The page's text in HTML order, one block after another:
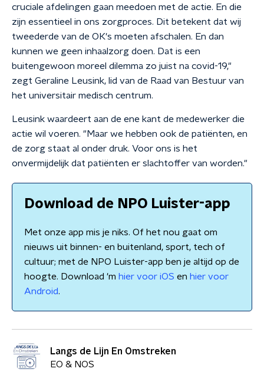
cruciale afdelingen gaan meedoen met de actie. En die
zijn essentieel in ons zorgproces. Dit betekent dat wij
tweederde van de OK's moeten afschalen. En dan
kunnen we geen inhaalzorg doen. Dat is een
buitengewoon moreel dilemma zo juist na covid-19,"
zegt Geraline Leusink, lid van de Raad van Bestuur van
het universitair medisch centrum.
Leusink waardeert aan de ene kant de medewerker die
actie wil voeren. "Maar we hebben ook de patiënten, en
de zorg staat al onder druk. Voor ons is het
onvermijdelijk dat patiënten er slachtoffer van worden."
Download de NPO Luister-app
Met onze app mis je niks. Of het nou gaat om
nieuws uit binnen- en buitenland, sport, tech of
cultuur; met de NPO Luister-app ben je altijd op de
hoogte. Download 'm hier voor iOS en hier voor
Android.
Langs de Lijn En Omstreken
EO & NOS